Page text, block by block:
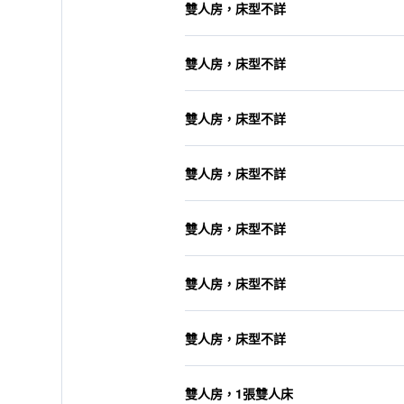
雙人房，床型不詳
雙人房，床型不詳
雙人房，床型不詳
雙人房，床型不詳
雙人房，床型不詳
雙人房，床型不詳
雙人房，床型不詳
雙人房，1張雙人床